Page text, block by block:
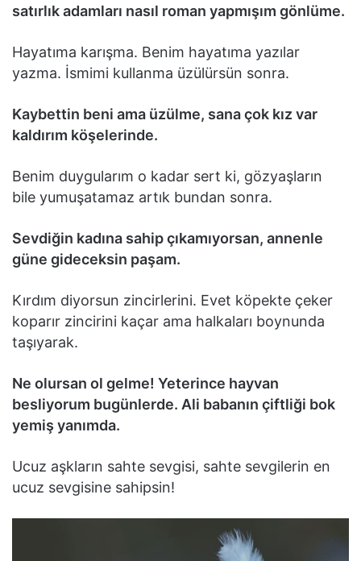
satırlık adamları nasıl roman yapmışım gönlüme.
Hayatıma karışma. Benim hayatıma yazılar
yazma. İsmimi kullanma üzülürsün sonra.
Kaybettin beni ama üzülme, sana çok kız var
kaldırım köşelerinde.
Benim duygularım o kadar sert ki, gözyaşların
bile yumuşatamaz artık bundan sonra.
Sevdiğin kadına sahip çıkamıyorsan, annenle
güne gideceksin paşam.
Kırdım diyorsun zincirlerini. Evet köpekte çeker
koparır zincirini kaçar ama halkaları boynunda
taşıyarak.
Ne olursan ol gelme! Yeterince hayvan
besliyorum bugünlerde. Ali babanın çiftliği bok
yemiş yanımda.
Ucuz aşkların sahte sevgisi, sahte sevgilerin en
ucuz sevgisine sahipsin!